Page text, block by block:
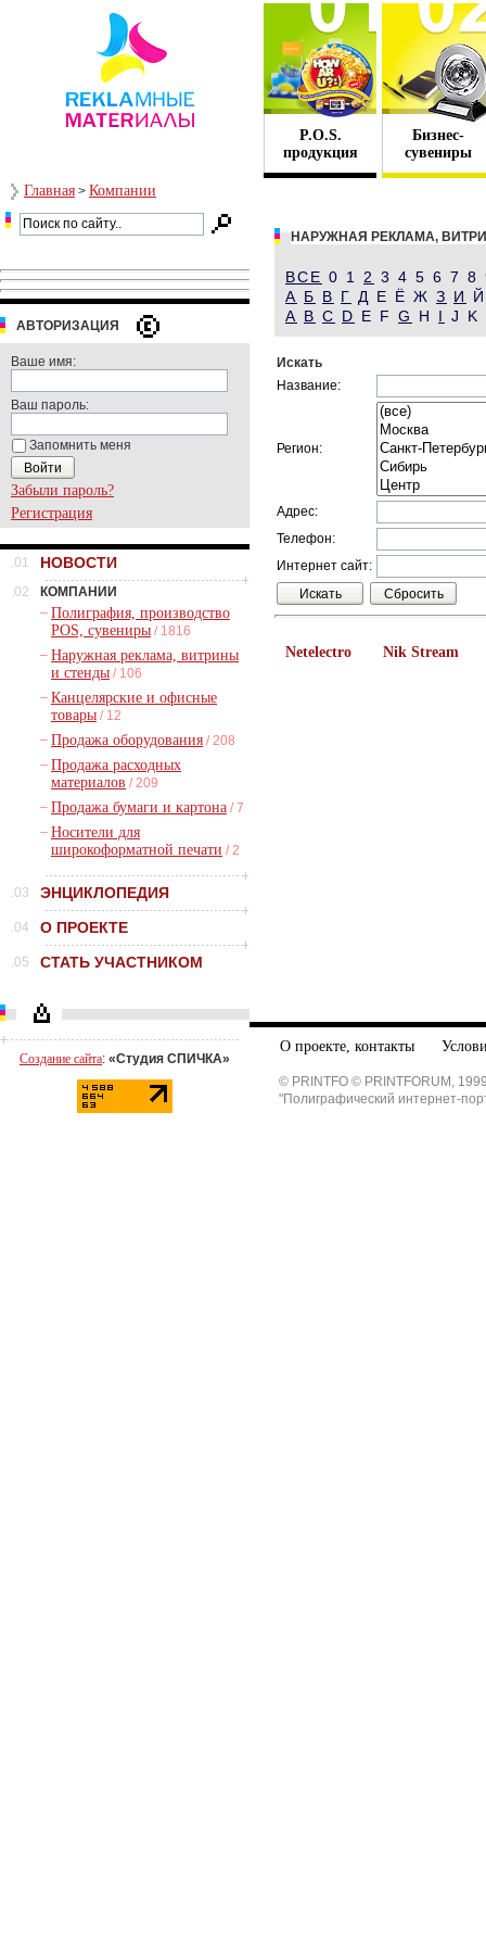
P.O.S.
продукция
Бизнес-
сувениры
Главная > Компании
АВТОРИЗАЦИЯ
Ваше имя:
Ваш пароль:
Запомнить меня
Забыли пароль?
Регистрация
.01 НОВОСТИ
.02
КОМПАНИИ
– Полиграфия, производство
POS, сувениры / 1816
– Наружная реклама, витрины
и стенды / 106
– Канцелярские и офисные
товары / 12
– Продажа оборудования / 208
– Продажа расходных
материалов / 209
– Продажа бумаги и картона / 7
– Носители для
широкоформатной печати / 2
.03 ЭНЦИКЛОПЕДИЯ
.04 О ПРОЕКТЕ
.05 СТАТЬ УЧАСТНИКОМ
Создание сайта: «Студия СПИЧКА»
НАРУЖНАЯ РЕКЛАМА,
ВСЕ 0 1 2 3 4 5 6 7
А Б В Г Д Е Ё Ж З И
A B C D E F G H I J K
Искать
Название:
Регион:
Адрес:
Телефон:
Интернет сайт:
Netelectro Nik Stream
О проекте, контакты
© PRINTFO © PRINTFORUM,
"Полиграфический интернет-